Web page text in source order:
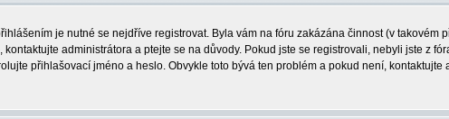
je nutné se nejdříve registrovat. Byla vám na fóru zakázána činnost (v takovém
administrátora a ptejte se na důvody. Pokud jste se registrovali, nebyli jste z
přihlašovací jméno a heslo. Obvykle toto bývá ten problém a pokud není, kontaktujte